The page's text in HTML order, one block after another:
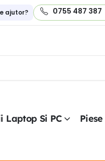
ajutor? 0755 487 387
Laptop Si PC